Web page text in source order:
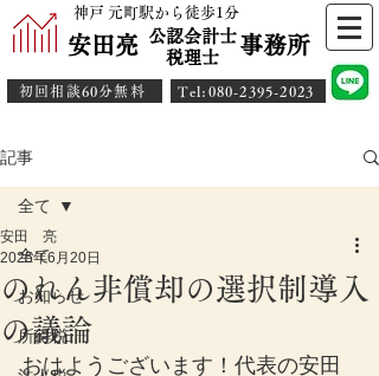
神戸 元町駅から徒歩1分
安田亮 事務所
公認会計士
​税理士
初回相談60分無料 ​Tel:080-2395-2023
記事
全て
お知らせ
所得税
全て
のれん非償却の選択制導入
の議論
安田 亮
2025年6月20日
おはようございます！代表の安田